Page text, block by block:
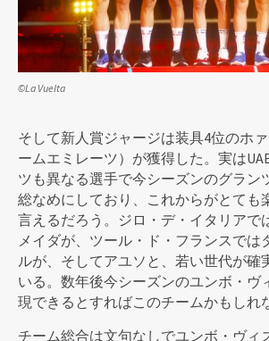
©La Vuelta
そして新人賞ジャージは装具4位のホ
ームエミレーツ）が獲得した。実は
ツも異なる選手で今シーズンのグラン
総なめにしており、これからがとても
言えるだろう。ジロ・デ・イタリアで
メイダが、ツール・ド・フランスでは
ルが、そしてアユソと、若い世代が確
いる。数年後今シーズンのユンボ・ヴ
現できるとすればこのチームかもしれ
チーム総合は文句なしでユンボ・ヴィ